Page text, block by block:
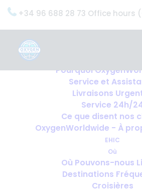
+34 96 688 28 73 Office hours
OxygenWorldwide (Ce que
Pourquoi
Service et
Livraisons
Service 24h/
Ce que disent nos
OxygenWorldwide - À
EHIC
Où
Où Pouvons-nous
Destinations
Croisières